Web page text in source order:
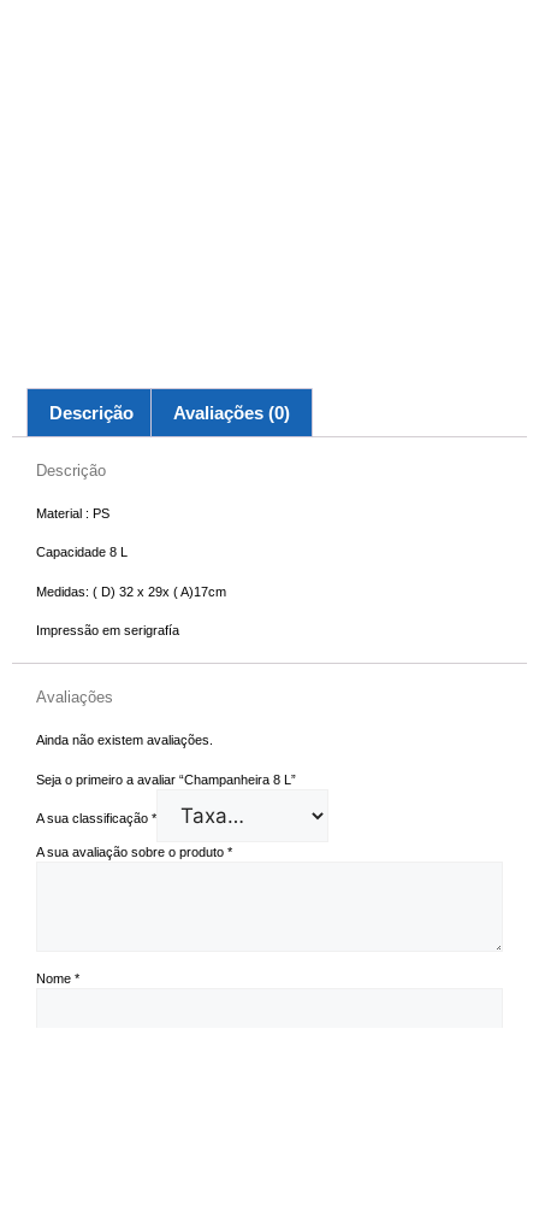
Descrição Avaliações (0)
Descrição
Material : PS
Capacidade 8 L
Medidas: ( D) 32 x 29x ( A)17cm
Impressão em serigrafía
Avaliações
Ainda não existem avaliações.
Seja o primeiro a avaliar “Champanheira 8 L”
A sua classificação *
A sua avaliação sobre o produto *
Nome *